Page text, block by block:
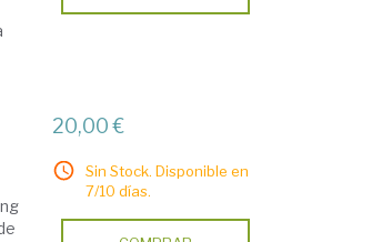
20,00 €
Sin Stock. Disponible en
7/10 días.